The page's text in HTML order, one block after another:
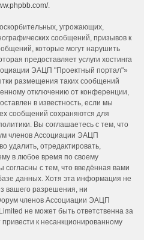
.
угрожающих,
сообщений, призывов к
которые могут нарушить
предоставляет услуги хостинга
ЭАЦП "Проектный портал"»
размещения таких сообщений
отключению от конференции,
в известность, если мы
сообщений сохраняются для
Вы соглашаетесь с тем, что
членов Ассоциации ЭАЦП
удалить, отредактировать,
в любое время по своему
согласны с тем, что введённая вами
данных. Хотя эта информация не
вашего разрешения, ни
членов Ассоциации ЭАЦП
не может быть ответственна за
привести к несанкционированному